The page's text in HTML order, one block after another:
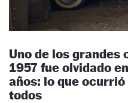
Uno de los grandes
1957 fue olvidado
años: lo que
todos